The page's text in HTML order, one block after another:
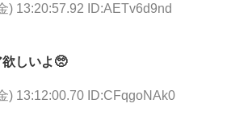
) 13:20:57.92 ID:AETv6d9nd
しいよ🥺
) 13:12:00.70 ID:CFqgoNAk0